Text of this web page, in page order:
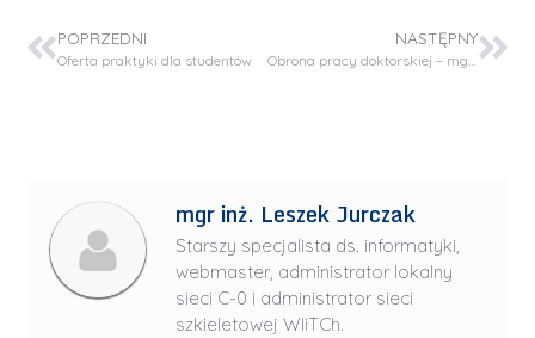
POPRZEDNI
Oferta praktyki dla studentów
NASTĘPNY
Obrona pracy doktorskiej – mgr inż. Damian Nowak
mgr inż. Leszek Jurczak
Starszy specjalista ds. informatyki,
webmaster, administrator lokalny
sieci C-0 i administrator sieci
szkieletowej WIiTCh.